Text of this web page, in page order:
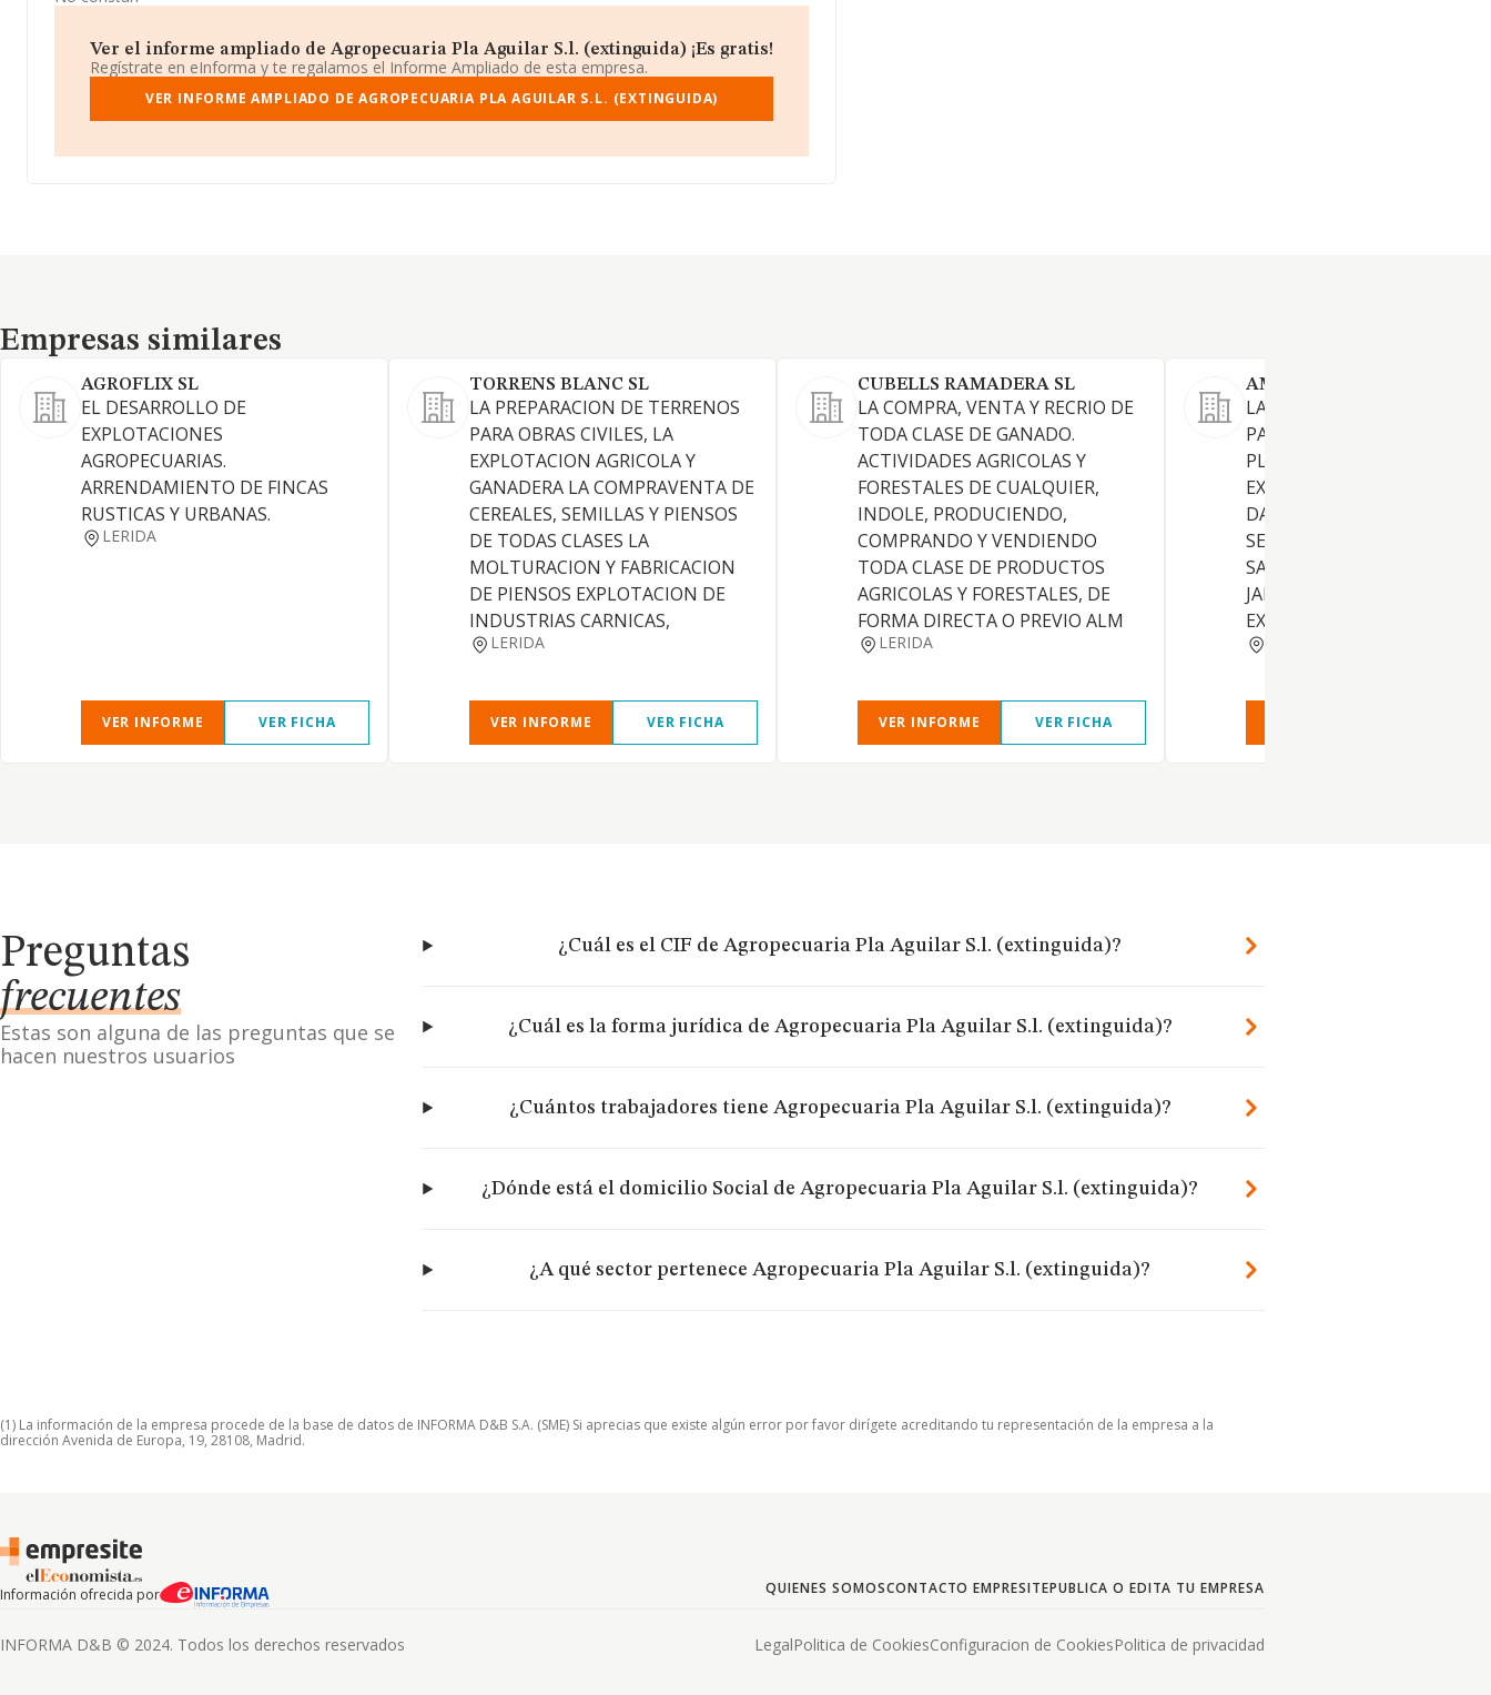
Ver el informe ampliado de Agropecuaria Pla Aguilar S.l. (extinguida) ¡Es gratis!
Regístrate en eInforma y te regalamos el Informe Ampliado de esta empresa.
VER INFORME AMPLIADO DE AGROPECUARIA PLA AGUILAR S.L. (EXTINGUIDA)
Empresas similares
Empresas similares
AGROFLIX SL
EL DESARROLLO DE
EXPLOTACIONES
AGROPECUARIAS.
ARRENDAMIENTO DE FINCAS
RUSTICAS Y URBANAS.
LERIDA
VER INFORME VER FICHA
TORRENS BLANC SL
LA PREPARACION DE TERRENOS
PARA OBRAS CIVILES, LA
EXPLOTACION AGRICOLA Y
GANADERA LA COMPRAVENTA DE
CEREALES, SEMILLAS Y PIENSOS
DE TODAS CLASES LA
MOLTURACION Y FABRICACION
DE PIENSOS EXPLOTACION DE
INDUSTRIAS CARNICAS,
LERIDA
VER INFORME VER FICHA
CUBELLS RAMADERA SL
LA COMPRA, VENTA Y RECRIO DE
TODA CLASE DE GANADO.
ACTIVIDADES AGRICOLAS Y
FORESTALES DE CUALQUIER,
INDOLE, PRODUCIENDO,
COMPRANDO Y VENDIENDO
TODA CLASE DE PRODUCTOS
AGRICOLAS Y FORESTALES, DE
FORMA DIRECTA O PREVIO ALM
LERIDA
VER INFORME VER FICHA
AMBIFIT SL
LA APLICACION DE
PARA LA LUCHA CONTRA LAS
PLAGAS Y LA DESINFECCION;
EXTERMINIO DE ANIMALES
DANINOS; LA PRESTACION
SERVICIOS DE
SANITARIO AGRICOLA, DE
JARDINES, PARQUES Y
EXPLOTACIONES FOREST
Preguntas
frecuentes
Estas son alguna de las preguntas que se
hacen nuestros usuarios
¿Cuál es el CIF de Agropecuaria Pla Aguilar S.l. (extinguida)?
¿Cuál es la forma jurídica de Agropecuaria Pla Aguilar S.l. (extinguida)?
¿Cuántos trabajadores tiene Agropecuaria Pla Aguilar S.l. (extinguida)?
¿Dónde está el domicilio Social de Agropecuaria Pla Aguilar S.l. (extinguida)?
¿A qué sector pertenece Agropecuaria Pla Aguilar S.l. (extinguida)?
(1) La información de la empresa procede de la base de datos de INFORMA D&B S.A. (SME) Si aprecias que existe algún error por favor dirígete acreditando tu representación de la empresa a la
dirección Avenida de Europa, 19, 28108, Madrid.
Información ofrecida por QUIENES SOMOSCONTACTO EMPRESITEPUBLICA O EDITA TU EMPRESA
INFORMA D&B © 2024. Todos los derechos reservados LegalPolitica de CookiesConfiguracion de CookiesPolitica de privacidad